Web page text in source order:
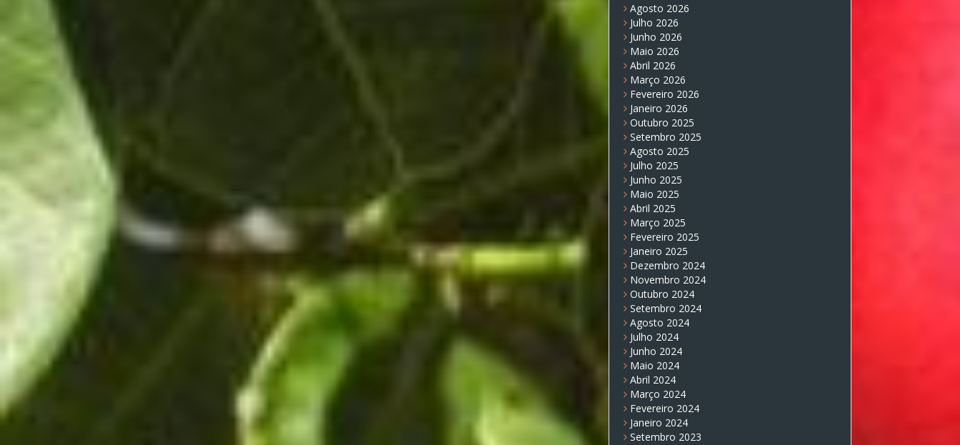
Agosto 2026
Julho 2026
Junho 2026
Maio 2026
Abril 2026
Março 2026
Fevereiro 2026
Janeiro 2026
Outubro 2025
Setembro 2025
Agosto 2025
Julho 2025
Junho 2025
Maio 2025
Abril 2025
Março 2025
Fevereiro 2025
Janeiro 2025
Dezembro 2024
Novembro 2024
Outubro 2024
Setembro 2024
Agosto 2024
Julho 2024
Junho 2024
Maio 2024
Abril 2024
Março 2024
Fevereiro 2024
Janeiro 2024
Setembro 2023